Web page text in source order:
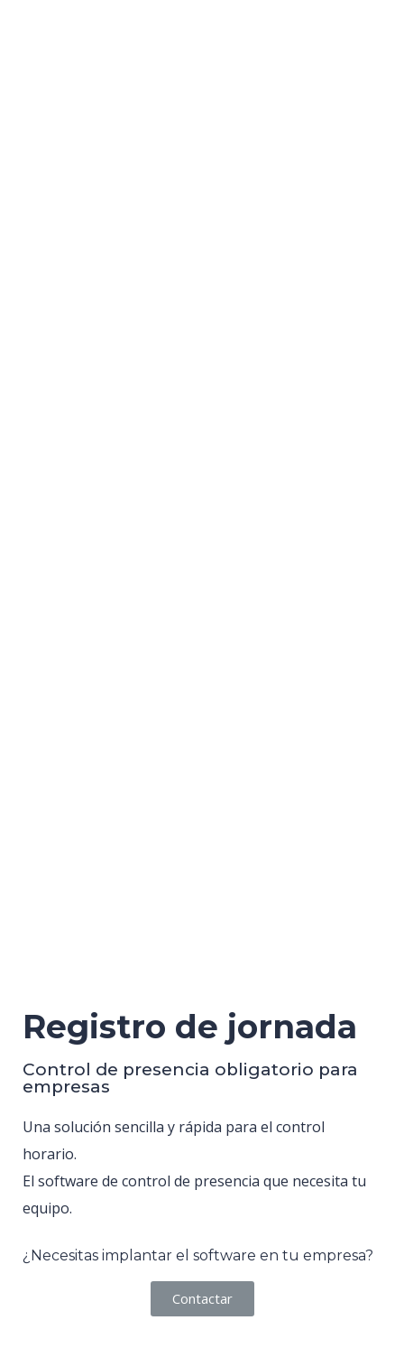
Registro de jornada
Control de presencia obligatorio para
empresas
Una solución sencilla y rápida para el control
horario.
El software de control de presencia que necesita tu
equipo.
¿Necesitas implantar el software en tu empresa?
Contactar